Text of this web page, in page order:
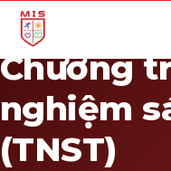
CHƯƠNG TRÌNH
Chương
nghiệm
(TNST)